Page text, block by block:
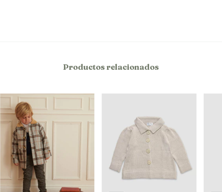
Productos relacionados